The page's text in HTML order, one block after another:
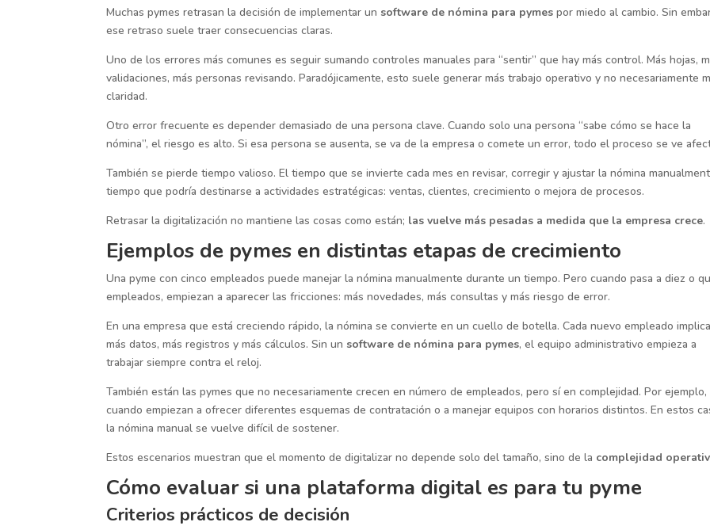
Muchas pymes retrasan la decisión de implementar un software de nómina para pymes por miedo al cambio. Sin
ese retraso suele traer consecuencias claras.
Uno de los errores más comunes es seguir sumando controles manuales para “sentir” que hay más control. Más hojas,
validaciones, más personas revisando. Paradójicamente, esto suele generar más trabajo operativo y no necesariamente
claridad.
Otro error frecuente es depender demasiado de una persona clave. Cuando solo una persona “sabe cómo se hace la
nómina”, el riesgo es alto. Si esa persona se ausenta, se va de la empresa o comete un error, todo el proceso se ve
También se pierde tiempo valioso. El tiempo que se invierte cada mes en revisar, corregir y ajustar la nómina
tiempo que podría destinarse a actividades estratégicas: ventas, clientes, crecimiento o mejora de procesos.
Retrasar la digitalización no mantiene las cosas como están; las vuelve más pesadas a medida que la empresa crece.
Ejemplos de pymes en distintas etapas de crecimiento
Una pyme con cinco empleados puede manejar la nómina manualmente durante un tiempo. Pero cuando pasa a diez o
empleados, empiezan a aparecer las fricciones: más novedades, más consultas y más riesgo de error.
En una empresa que está creciendo rápido, la nómina se convierte en un cuello de botella. Cada nuevo empleado implica
más datos, más registros y más cálculos. Sin un software de nómina para pymes, el equipo administrativo empieza a
trabajar siempre contra el reloj.
También están las pymes que no necesariamente crecen en número de empleados, pero sí en complejidad. Por ejemplo,
cuando empiezan a ofrecer diferentes esquemas de contratación o a manejar equipos con horarios distintos. En estos
la nómina manual se vuelve difícil de sostener.
Estos escenarios muestran que el momento de digitalizar no depende solo del tamaño, sino de la complejidad
Cómo evaluar si una plataforma digital es para tu pyme
Criterios prácticos de decisión